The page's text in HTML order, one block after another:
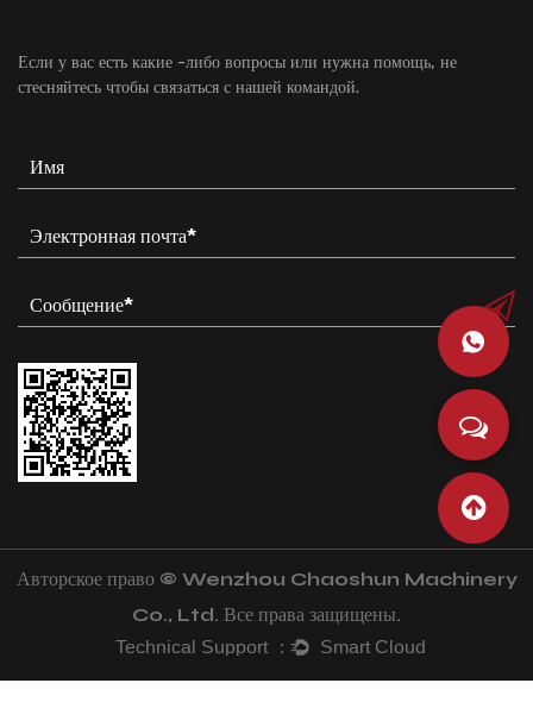
Если у вас есть какие -либо вопросы или нужна помощь, не
стесняйтесь чтобы связаться с нашей командой.
Авторское право © Wenzhou Chaoshun Machinery
Co., Ltd. Все права защищены.